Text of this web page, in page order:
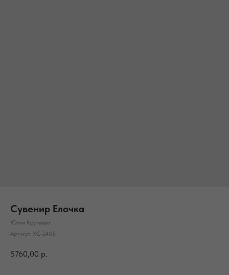
Сувенир Елочка
Юлия Крутеева
Артикул: ХС-2405
5760,00 р.